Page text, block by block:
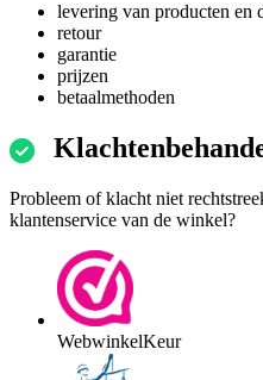
levering van producten en
retour
garantie
prijzen
betaalmethoden
Probleem of klacht niet
klantenservice van de winkel?
WebwinkelKeur